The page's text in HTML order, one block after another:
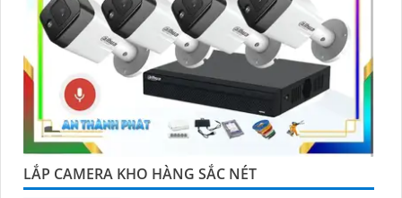
LẮP CAMERA KHO HÀNG SẮC NÉT